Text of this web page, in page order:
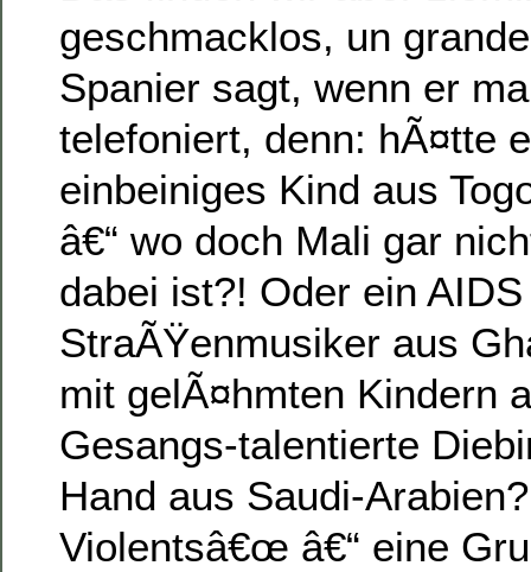
geschmacklos, un
Spanier sagt, wenn er
telefoniert, denn: hÃ¤tte
einbeiniges Kind aus
â€“ wo doch Mali gar
dabei ist?! Oder ein
StraÃŸenmusiker aus
mit gelÃ¤hmten Kindern
Gesangs-talentierte
Hand aus Saudi-
Violentsâ€œ â€“ eine